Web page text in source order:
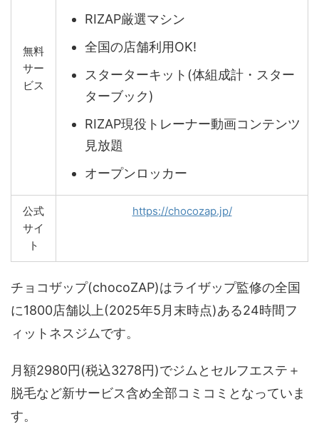
無料
サー
ビス
RIZAP厳選マシン
全国の店舗利用OK!
スターターキット(体組成計・スター
ターブック)
RIZAP現役トレーナー動画コンテンツ
見放題
オープンロッカー
公式
サイ
ト
https://chocozap.jp/
チョコザップ(chocoZAP)はライザップ監修の全国
に1800店舗以上(2025年5月末時点)ある24時間フ
ィットネスジムです。
月額2980円(税込3278円)でジムとセルフエステ＋
脱毛など新サービス含め全部コミコミとなっていま
す。